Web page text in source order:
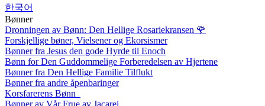
한국어
Bønner
Dronningen av Bønn: Den Hellige Rosariekransen 🌹
Forskjellige bøner, Vielsener og Ekorsismer
Bønner fra Jesus den gode Hyrde til Enoch
Bønn for Den Guddommelige Forberedelsen av Hjertene
Bønner fra Den Hellige Familie Tilflukt
Bønner fra andre åpenbaringer
Korsfarerens Bønn
Bønner av Vår Frue av Jacarei